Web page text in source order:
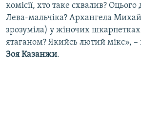
комісії, хто таке схвалив?
Лева-мальчіка? Архангела
зрозуміла) у жіночих
ятаганом? Якийсь лютий мікс»,
Зоя Казанжи.